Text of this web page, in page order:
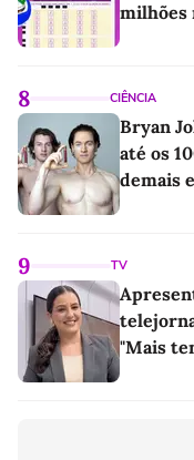
milhões
8 CIÊNCIA
Bryan
até os
demais
9 TV
"Mais